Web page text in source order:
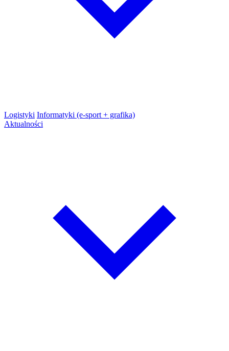
Logistyki Informatyki (e-sport + grafika)
Aktualności